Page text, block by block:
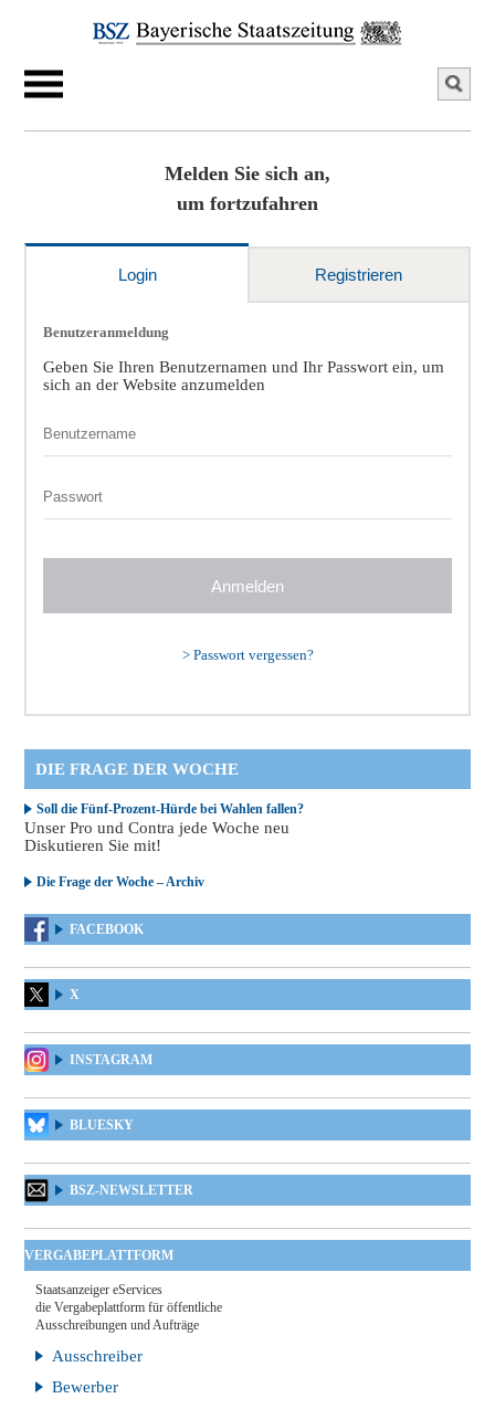
Melden Sie sich an,
um fortzufahren
Login Registrieren
Benutzeranmeldung
Geben Sie Ihren Benutzernamen und Ihr Passwort ein, um
sich an der Website anzumelden
> Passwort vergessen?
DIE FRAGE DER WOCHE
Soll die Fünf-Prozent-Hürde bei Wahlen fallen?
Unser Pro und Contra jede Woche neu
Diskutieren Sie mit!
Die Frage der Woche – Archiv
FACEBOOK
X
INSTAGRAM
BLUESKY
BSZ-NEWSLETTER
VERGABEPLATTFORM
Staatsanzeiger eServices
die Vergabeplattform für öffentliche
Ausschreibungen und Aufträge
Ausschreiber
Bewerber